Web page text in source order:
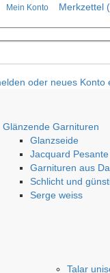
Mein Konto Merkzettel
oder neues Konto
Glänzende Garnituren
Glanzseide
Jacquard Pesante
Garnituren aus
Schlicht und
Serge weiss
Talar